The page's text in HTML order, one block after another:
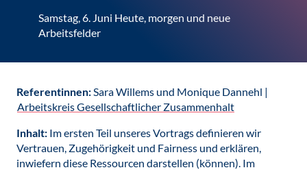
Samstag, 6. Juni Heute, morgen und neue
Arbeitsfelder
Referentinnen:Sara Willems und Monique Dannehl |
Arbeitskreis Gesellschaftlicher Zusammenhalt
Inhalt: Im ersten Teil unseres Vortrags definieren wir
Vertrauen, Zugehörigkeit und Fairness und erklären,
inwiefern diese Ressourcen darstellen (können). Im